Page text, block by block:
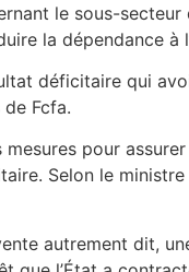
le sous-secteur
la dépendance à
déficitaire qui
Fcfa.
pour
Selon le
autrement dit,